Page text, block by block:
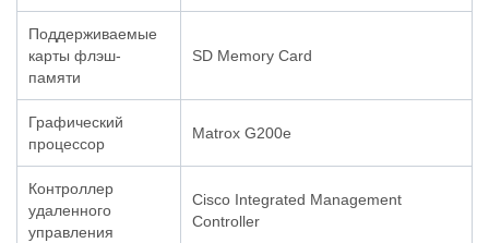
Поддерживаемые
карты флэш-
памяти
SD Memory Card
Графический
процессор
Matrox G200e
Контроллер
удаленного
управления
Cisco Integrated Management
Controller